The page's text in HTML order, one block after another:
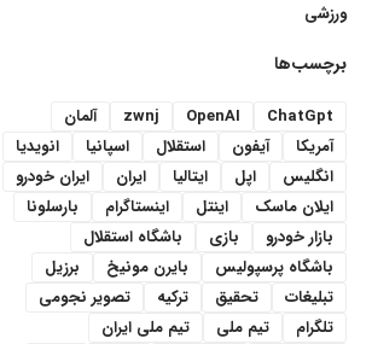
ورزشی
برچسب‌ها
ChatGpt
OpenAI
zwnj
آلمان
آمریکا
آیفون استقلال اسپانیا
انویدیا
انگلیس
اپل ایتالیا ایران
ایران خودرو
ایلان ماسک
اینتل اینستاگرام
بارسلونا
بازار خودرو
بازی
باشگاه استقلال
باشگاه پرسپولیس
بایرن مونیخ
برزیل
تبلیغات
تحقیق ترکیه
تصویر نجومی
تلگرام
تیم ملی
تیم ملی ایران